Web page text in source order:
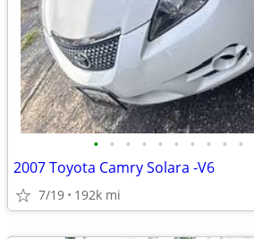
• • • • • • • • • •
2007 Toyota Camry Solara -V6
7/19 192k mi